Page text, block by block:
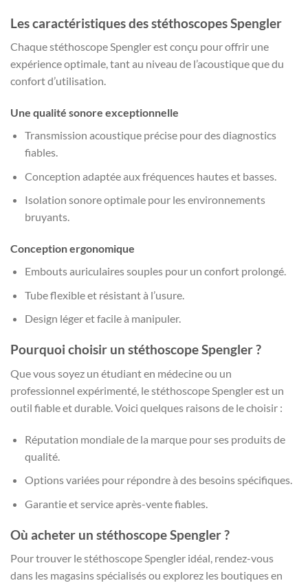
Les caractéristiques des stéthoscopes Spengler
Chaque stéthoscope Spengler est conçu pour offrir une
expérience optimale, tant au niveau de l’acoustique que du
confort d’utilisation.
Une qualité sonore exceptionnelle
Transmission acoustique précise pour des diagnostics
fiables.
Conception adaptée aux fréquences hautes et basses.
Isolation sonore optimale pour les environnements
bruyants.
Conception ergonomique
Embouts auriculaires souples pour un confort prolongé.
Tube flexible et résistant à l’usure.
Design léger et facile à manipuler.
Pourquoi choisir un stéthoscope Spengler ?
Que vous soyez un étudiant en médecine ou un
professionnel expérimenté, le stéthoscope Spengler est un
outil fiable et durable. Voici quelques raisons de le choisir :
Réputation mondiale de la marque pour ses produits de
qualité.
Options variées pour répondre à des besoins spécifiques.
Garantie et service après-vente fiables.
Où acheter un stéthoscope Spengler ?
Pour trouver le stéthoscope Spengler idéal, rendez-vous
dans les magasins spécialisés ou explorez les boutiques en